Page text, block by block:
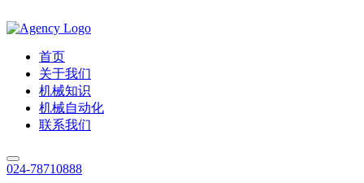
首页
关于我们
机械知识
机械自动化
联系我们
024-78710888